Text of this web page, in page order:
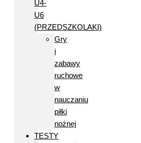
U4-
U6
(PRZEDSZKOLAKI)
Gry
i
zabawy
ruchowe
w
nauczaniu
piłki
nożnej
TESTY